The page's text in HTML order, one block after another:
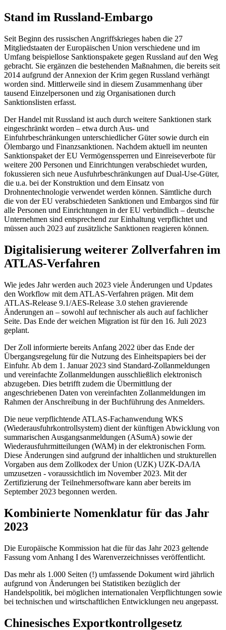
Stand im Russland-Embargo
Seit Beginn des russischen Angriffskrieges haben die 27
Mitgliedstaaten der Europäischen Union verschiedene und im
Umfang beispiellose Sanktionspakete gegen Russland auf den Weg
gebracht. Sie ergänzen die bestehenden Maßnahmen, die bereits seit
2014 aufgrund der Annexion der Krim gegen Russland verhängt
worden sind. Mittlerweile sind in diesem Zusammenhang über
tausend Einzelpersonen und zig Organisationen durch
Sanktionslisten erfasst.
Der Handel mit Russland ist auch durch weitere Sanktionen stark
eingeschränkt worden – etwa durch Aus- und
Einfuhrbeschränkungen unterschiedlicher Güter sowie durch ein
Ölembargo und Finanzsanktionen. Nachdem aktuell im neunten
Sanktionspaket der EU Vermögenssperren und Einreiseverbote für
weitere 200 Personen und Einrichtungen verabschiedet wurden,
fokussieren sich neue Ausfuhrbeschränkungen auf Dual-Use-Güter,
die u.a. bei der Konstruktion und dem Einsatz von
Drohnentechnologie verwendet werden können. Sämtliche durch
die von der EU verabschiedeten Sanktionen und Embargos sind für
alle Personen und Einrichtungen in der EU verbindlich – deutsche
Unternehmen sind entsprechend zur Einhaltung verpflichtet und
müssen auch 2023 auf zusätzliche Sanktionen reagieren können.
Digitalisierung weiterer Zollverfahren im
ATLAS-Verfahren
Wie jedes Jahr werden auch 2023 viele Änderungen und Updates
den Workflow mit dem ATLAS-Verfahren prägen. Mit dem
ATLAS-Release 9.1/AES-Release 3.0 stehen gravierende
Änderungen an – sowohl auf technischer als auch auf fachlicher
Seite. Das Ende der weichen Migration ist für den 16. Juli 2023
geplant.
Der Zoll informierte bereits Anfang 2022 über das Ende der
Übergangsregelung für die Nutzung des Einheitspapiers bei der
Einfuhr. Ab dem 1. Januar 2023 sind Standard-Zollanmeldungen
und vereinfachte Zollanmeldungen ausschließlich elektronisch
abzugeben. Dies betrifft zudem die Übermittlung der
angeschriebenen Daten von vereinfachten Zollanmeldungen im
Rahmen der Anschreibung in der Buchführung des Anmelders.
Die neue verpflichtende ATLAS-Fachanwendung WKS
(Wiederausfuhrkontrollsystem) dient der künftigen Abwicklung von
summarischen Ausgangsanmeldungen (ASumA) sowie der
Wiederausfuhrmitteilungen (WAM) in der elektronischen Form.
Diese Änderungen sind aufgrund der inhaltlichen und strukturellen
Vorgaben aus dem Zollkodex der Union (UZK) UZK-DA/IA
umzusetzen - voraussichtlich im November 2023. Mit der
Zertifizierung der Teilnehmersoftware kann aber bereits im
September 2023 begonnen werden.
Kombinierte Nomenklatur für das Jahr
2023
Die Europäische Kommission hat die für das Jahr 2023 geltende
Fassung vom Anhang I des Warenverzeichnisses veröffentlicht.
Das mehr als 1.000 Seiten (!) umfassende Dokument wird jährlich
aufgrund von Änderungen bei Statistiken bezüglich der
Handelspolitik, bei möglichen internationalen Verpflichtungen sowie
bei technischen und wirtschaftlichen Entwicklungen neu angepasst.
Chinesisches Exportkontrollgesetz